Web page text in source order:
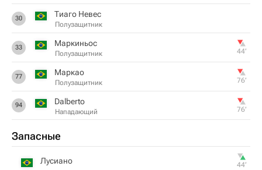
30 Тиаго Невес
Полузащитник
33 Маркиньос
Полузащитник 44‎’‎
77 Маркао
Полузащитник 76‎’‎
94 Dalberto
Нападающий 76‎’‎
Запасные
Лусиано 44‎’‎